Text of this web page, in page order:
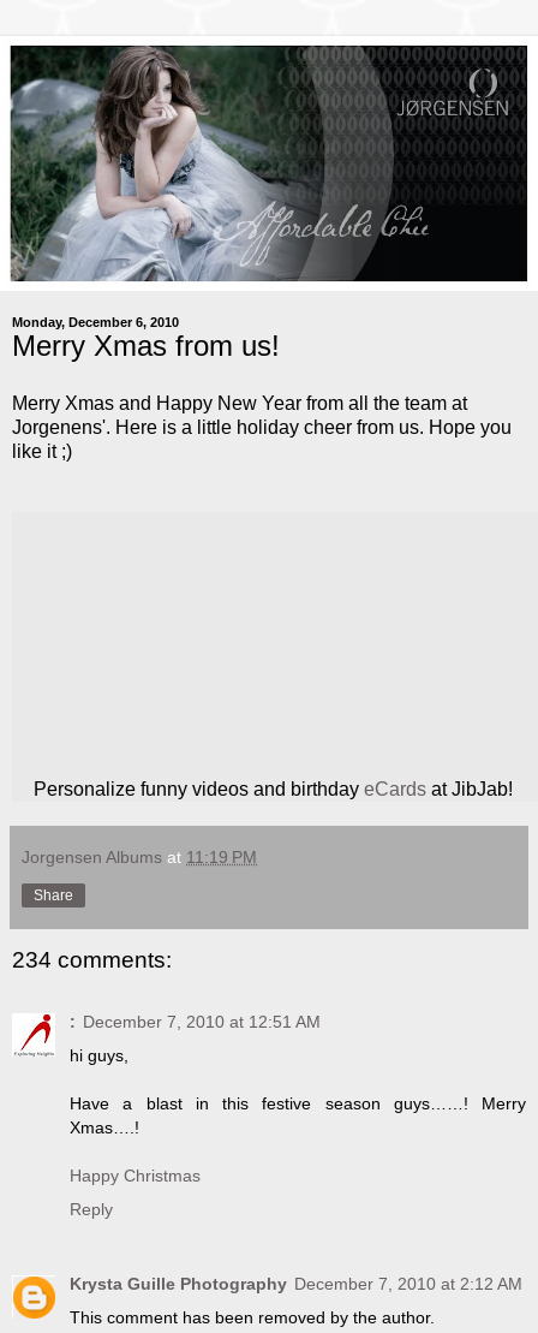
Monday, December 6, 2010
Merry Xmas from us!
Merry Xmas and Happy New Year from all the team at
Jorgenens'. Here is a little holiday cheer from us. Hope you
like it ;)
Personalize funny videos and birthday eCards at JibJab!
Jorgensen Albums at 11:19 PM
Share
234 comments:
: December 7, 2010 at 12:51 AM
hi guys,
Have a blast in this festive season guys……! Merry
Xmas….!
Happy Christmas
Reply
Krysta Guille Photography December 7, 2010 at 2:12 AM
This comment has been removed by the author.